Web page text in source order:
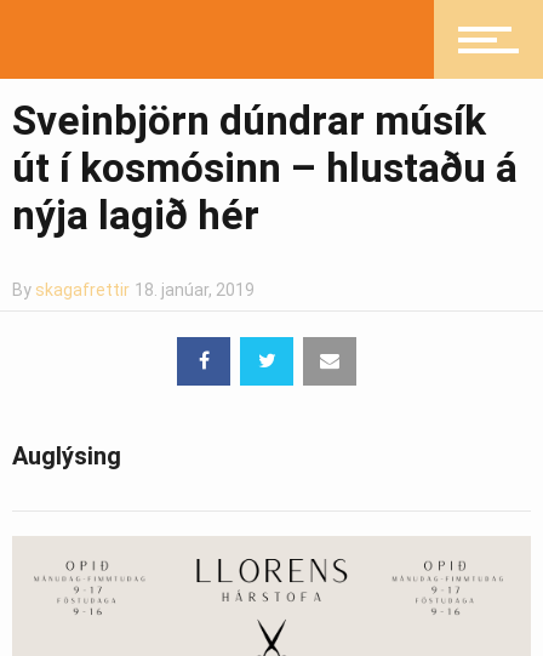
Pistlar
Greinasafn
Sveinbjörn dúndrar músík
út í kosmósinn – hlustaðu á
nýja lagið hér
By skagafrettir 18. janúar, 2019
Auglýsing